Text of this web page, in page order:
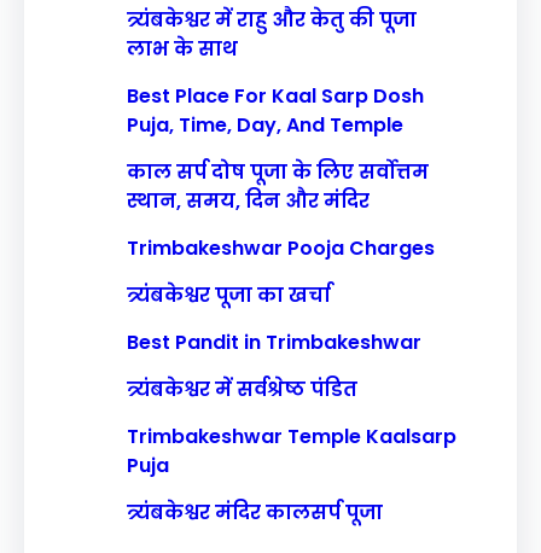
त्र्यंबकेश्वर में राहु और केतु की पूजा
लाभ के साथ
Best Place For Kaal Sarp Dosh
Puja, Time, Day, And Temple
काल सर्प दोष पूजा के लिए सर्वोत्तम
स्थान, समय, दिन और मंदिर
Trimbakeshwar Pooja Charges
त्र्यंबकेश्वर पूजा का खर्चा
Best Pandit in Trimbakeshwar
त्र्यंबकेश्वर में सर्वश्रेष्ठ पंडित
Trimbakeshwar Temple Kaalsarp
Puja
त्र्यंबकेश्वर मंदिर कालसर्प पूजा